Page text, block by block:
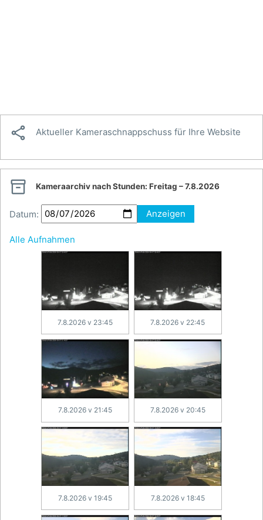
 Aktueller Kameraschnappschuss für Ihre Website
 Kameraarchiv nach Stunden: Freitag – 7.8.2026
Datum: Anzeigen
Alle Aufnahmen
7.8.2026 v 23:45 7.8.2026 v 22:45
7.8.2026 v 21:45 7.8.2026 v 20:45
7.8.2026 v 19:45 7.8.2026 v 18:45